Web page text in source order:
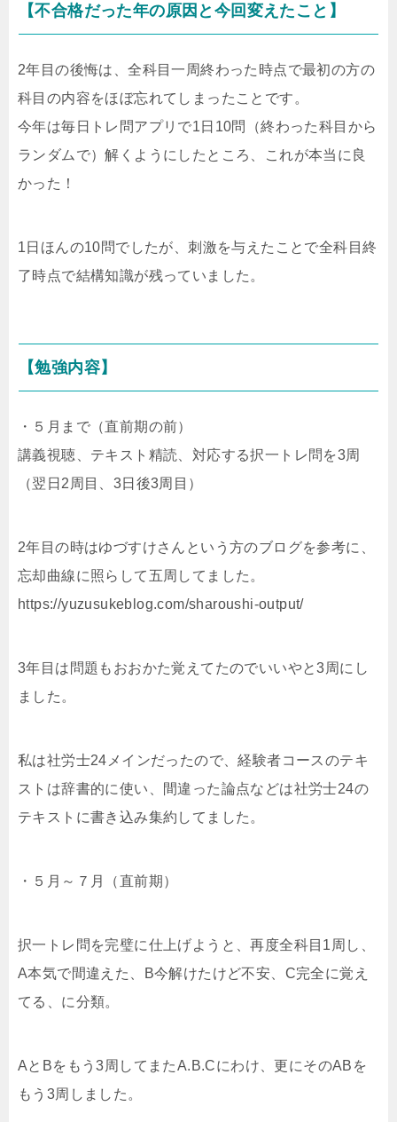
【不合格だった年の原因と今回変えたこと】
2年目の後悔は、全科目一周終わった時点で最初の方の
科目の内容をほぼ忘れてしまったことです。
今年は毎日トレ問アプリで1日10問（終わった科目から
ランダムで）解くようにしたところ、これが本当に良
かった！
1日ほんの10問でしたが、刺激を与えたことで全科目終
了時点で結構知識が残っていました。
【勉強内容】
・５月まで（直前期の前）
講義視聴、テキスト精読、対応する択一トレ問を3周
（翌日2周目、3日後3周目）
2年目の時はゆづすけさんという方のブログを参考に、
忘却曲線に照らして五周してました。
https://yuzusukeblog.com/sharoushi-output/
3年目は問題もおおかた覚えてたのでいいやと3周にし
ました。
私は社労士24メインだったので、経験者コースのテキ
ストは辞書的に使い、間違った論点などは社労士24の
テキストに書き込み集約してました。
・５月～７月（直前期）
択一トレ問を完璧に仕上げようと、再度全科目1周し、
A本気で間違えた、B今解けたけど不安、C完全に覚え
てる、に分類。
AとBをもう3周してまたA.B.Cにわけ、更にそのABを
もう3周しました。